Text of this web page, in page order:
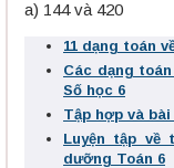
a) 144 và 420
11 dạng toán
Các dạng
Số học 6
Tập hợp và
Luyện tập
dưỡng Toán 6